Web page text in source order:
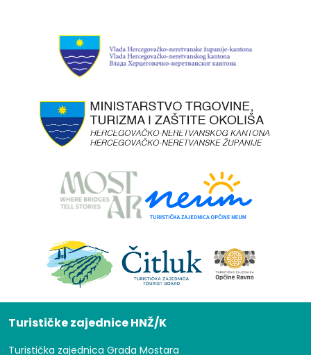
Turističke zajednice HNŽ/K
Turistička zajednica Grada Mostara